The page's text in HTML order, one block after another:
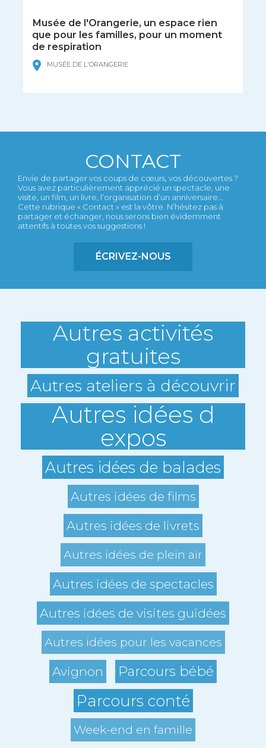
Musée de l'Orangerie, un espace rien
que pour les familles, pour un moment
de respiration
MUSÉE DE L'ORANGERIE
CONTACT
Envie de partager vos coups de cœurs, vos découvertes ?
Vous avez particulièrement apprécié un spectacle, une
visite, un film, un livre, l’organisation d’un anniversaire...
Cette rubrique « Contact » est la vôtre. N’hésitez pas à
partager et échanger, nous serons bien évidemment
attentifs à toutes vos suggestions !
ÉCRIVEZ-NOUS
Autres activités
gratuites
Autres ateliers à découvrir
Autres idées d
expos
Autres idées de balades
Autres idées de films
Autres idées de livrets
Autres idées de plein air
Autres idées de spectacles
Autres idées de visites guidées
Autres idées pour les vacances
Avignon Parcours bébé
Parcours conté
Week-end en famille